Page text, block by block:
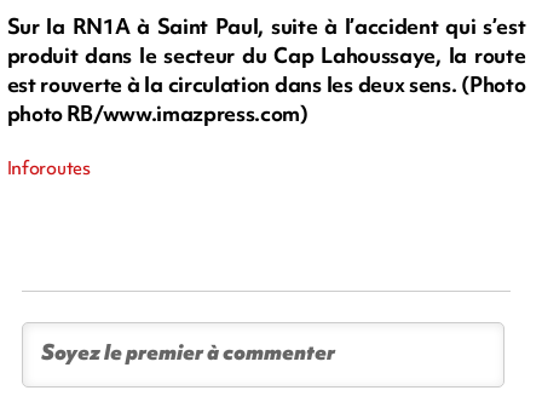
Sur la RN1A à Saint Paul, suite à l’accident qui s’est
produit dans le secteur du Cap Lahoussaye, la route
est rouverte à la circulation dans les deux sens. (Photo
photo RB/www.imazpress.com)
Inforoutes